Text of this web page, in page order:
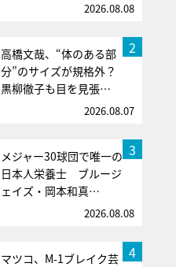
2026.08.08
2
高橋文哉、“体のある部
分”のサイズが規格外？
黒柳徹子も目を見張…
2026.08.07
3
メジャー30球団で唯一の
日本人栄養士 ブルージ
ェイズ・岡本和真…
2026.08.08
4
マツコ、M-1ブレイク芸